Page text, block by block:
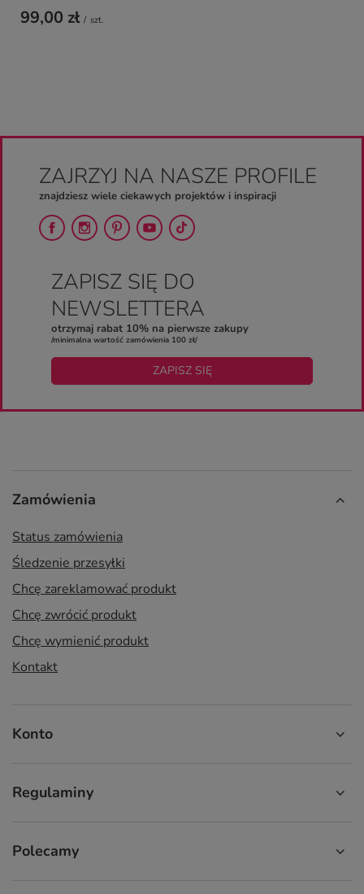
99,00 zł / szt.
ZAJRZYJ NA NASZE PROFILE
znajdziesz wiele ciekawych projektów i inspiracji
ZAPISZ SIĘ DO
NEWSLETTERA
otrzymaj rabat 10% na pierwsze zakupy
/minimalna wartość zamówienia 100 zł/
ZAPISZ SIĘ
Zamówienia
Status zamówienia
Śledzenie przesyłki
Chcę zareklamować produkt
Chcę zwrócić produkt
Chcę wymienić produkt
Kontakt
Konto
Regulaminy
Polecamy